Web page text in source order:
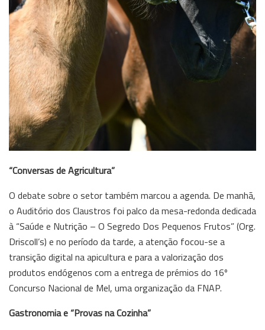
“Conversas de Agricultura”
O debate sobre o setor também marcou a agenda. De manhã,
o Auditório dos Claustros foi palco da mesa-redonda dedicada
à “Saúde e Nutrição – O Segredo Dos Pequenos Frutos” (Org.
Driscoll’s) e no período da tarde, a atenção focou-se a
transição digital na apicultura e para a valorização dos
produtos endógenos com a entrega de prémios do 16º
Concurso Nacional de Mel, uma organização da FNAP.
Gastronomia e “Provas na Cozinha”